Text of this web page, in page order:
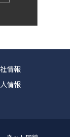
情報
情報